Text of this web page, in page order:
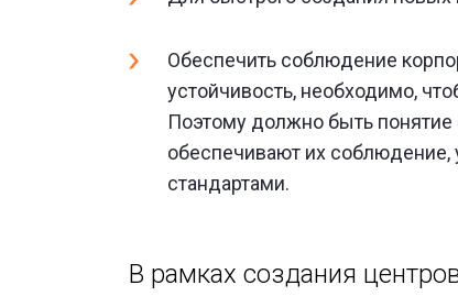
Обеспечить соблюдение
устойчивость, необходимо,
Поэтому должно быть понятие
обеспечивают их соблюдение,
стандартами.
В рамках создания